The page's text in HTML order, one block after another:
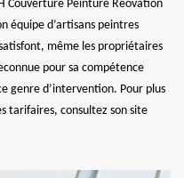
Couverture Peinture Réovation
équipe d’artisans peintres
même les propriétaires
pour sa compétence
genre d’intervention. Pour plus
tarifaires, consultez son site